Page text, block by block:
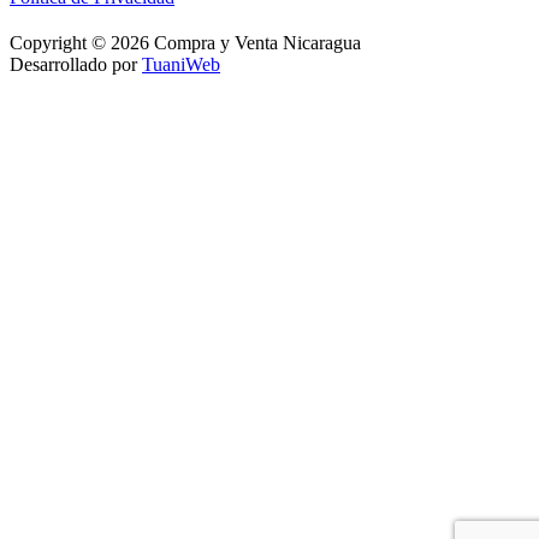
Copyright © 2026 Compra y Venta Nicaragua
Desarrollado porTuaniWeb